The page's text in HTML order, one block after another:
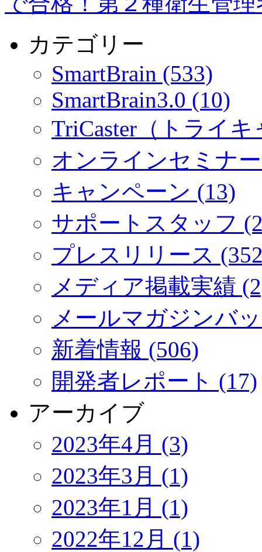
カテゴリー
SmartBrain (533)
SmartBrain3.0 (10)
TriCaster（トライ
オンラインセミナ
キャンペーン (13)
サポートスタッフ
プレスリリース
メディア掲載実績
メールマガジンバ
新着情報 (506)
開発者レポート (17)
アーカイブ
2023年4月 (3)
2023年3月 (1)
2023年1月 (1)
2022年12月 (1)